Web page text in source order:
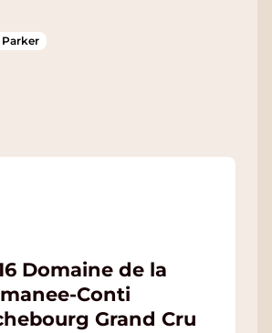
Parker
Domaine de la
Conti
Grand Cru